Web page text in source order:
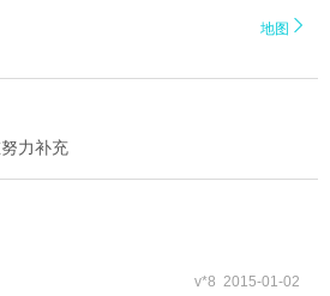
地图 
力补充
v*8 2015-01-02